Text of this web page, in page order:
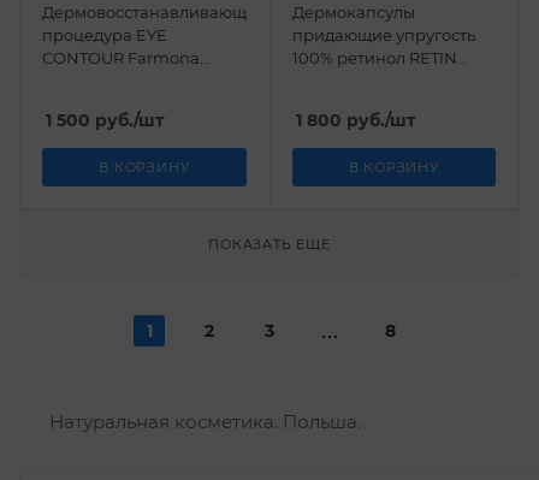
Дермовосстанавливающая
процедура EYE
CONTOUR Farmona
1 500 руб./шт
В КОРЗИНУ
Дермокапсулы
придающие упругость
100% ретинол RETIN
1 800 руб./шт
В КОРЗИНУ
ПОКАЗАТЬ ЕЩЕ
1 2 3 8
Натуральная косметика. Польша.